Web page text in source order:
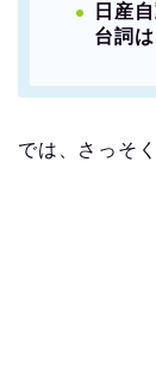
日産
台詞は
では、さっそ